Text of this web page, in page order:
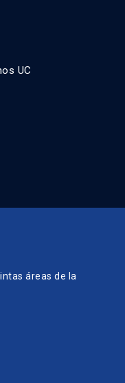
UC
áreas de la